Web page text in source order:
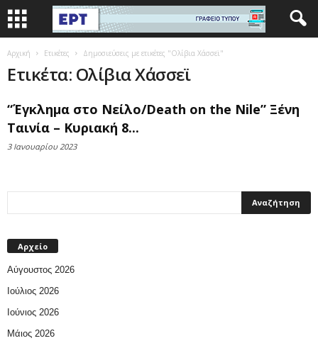
Αρχική Ετικέτες Δημοσιεύσεις με ετικέτες "Ολίβια Χάσσεϊ"
Ετικέτα: Ολίβια Χάσσεϊ
“Έγκλημα στο Νείλο/Death on the Nile” Ξένη
Ταινία – Κυριακή 8...
3 Ιανουαρίου 2023
Αρχείο
Αύγουστος 2026
Ιούλιος 2026
Ιούνιος 2026
Μάιος 2026